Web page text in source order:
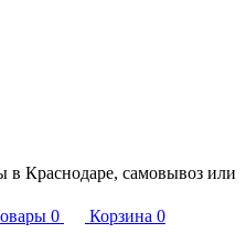
Краснодаре, самовывоз или
0 Корзина 0